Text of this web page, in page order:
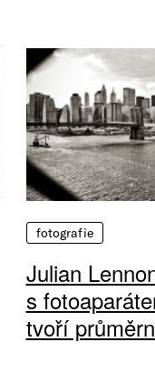
fotografie
Julian
s
tvoří